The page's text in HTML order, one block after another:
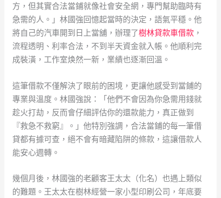
方，但其實合法當鋪就像社會安全網，專門幫助臨時有
急需的人。」林國強回憶起當時的決定，語氣平穩。他
將自己的汽車開到日上當舖，辦理了樹林貸款車借款，
流程透明、利率合法，不到半天資金就入帳。他順利完
成裝潢，工作室焕然一新，業績也逐漸回溫。
這筆借款不僅解決了眼前的困境，更讓他感受到當鋪的
專業與溫度。林國強說：「他們不會因為你急需用錢就
趁火打劫，反而會仔細評估你的還款能力，真正做到
『救急不救窮』。」他特別強調，合法當鋪的每一筆借
貸都有據可查，絕不會有暗藏陷阱的條款，這讓借款人
能安心週轉。
幾個月後，林國強的老顧客王太太（化名）也遇上類似
的難題。王太太在樹林經營一家小型印刷公司，年底要